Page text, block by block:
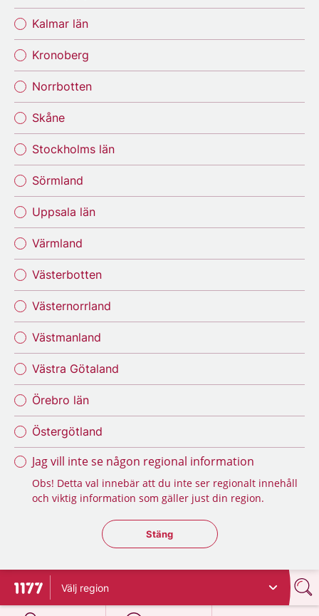
Kalmar län
Kronoberg
Norrbotten
Skåne
Stockholms län
Sörmland
Uppsala län
Värmland
Västerbotten
Västernorrland
Västmanland
Västra Götaland
Örebro län
Östergötland
Jag vill inte se någon regional information
Obs! Detta val innebär att du inte ser regionalt innehåll
och viktig information som gäller just din region.
Stäng regionsväljaren
Stäng
Till startsidan för 1177
Välj region
på 1177.se
på 1177.se